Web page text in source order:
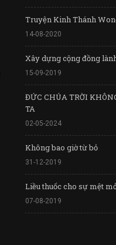
Truyện Kinh Thánh
14-08-2020
Xây dựng cộng đồng
15-09-2019
ĐỨC CHÚA TRỜI
TA
02-05-2024
Không bao giờ từ bỏ
31-12-2019
Liều thuốc cho sự mệt
07-08-2019